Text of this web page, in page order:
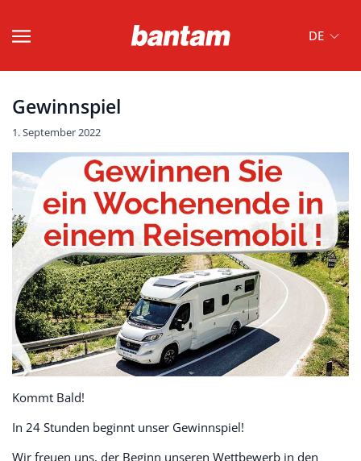
DE
Gewinnspiel
1. September 2022
Kommt Bald!
In 24 Stunden beginnt unser Gewinnspiel!
Wir freuen uns, der Beginn unseren Wettbewerb in den